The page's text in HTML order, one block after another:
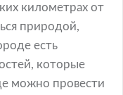
километрах от
природой,
есть
которые
можно провести